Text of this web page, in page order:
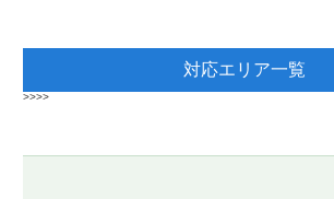
対応エリア一覧
>>>>